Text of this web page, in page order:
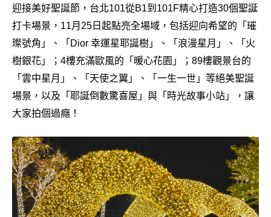
迎接美好聖誕節，台北101從B1到101F精心打造30個聖誕
打卡場景，11月25日起點亮全場域，包括迎向希望的「璀
璨號角」、「Dior 幸運星耶誕樹」、「浪漫星月」、「火
樹銀花」；4樓充滿歐風的「暖心花園」；89樓觀景台的
「雲中星月」、「天使之翼」、「一生一世」等絕美聖誕
場景，以及「耶誕倒數驚喜屋」與「時光故事小站」，讓
大家拍個過癮！